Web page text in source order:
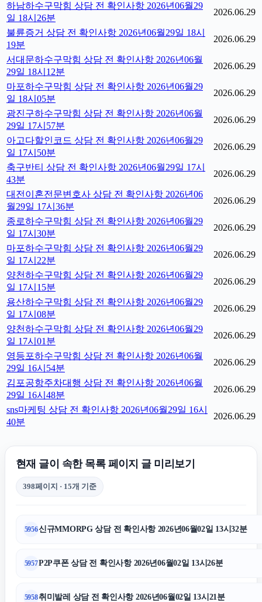
하남하수구막힘 상담 전 확인사항 2026년06월29
일 18시26분
2026.06.29
불륜증거 상담 전 확인사항 2026년06월29일 18시
19분
2026.06.29
서대문하수구막힘 상담 전 확인사항 2026년06월
29일 18시12분
2026.06.29
마포하수구막힘 상담 전 확인사항 2026년06월29
일 18시05분
2026.06.29
광진구하수구막힘 상담 전 확인사항 2026년06월
29일 17시57분
2026.06.29
아고다할인코드 상담 전 확인사항 2026년06월29
일 17시50분
2026.06.29
축구반티 상담 전 확인사항 2026년06월29일 17시
43분
2026.06.29
대전이혼전문변호사 상담 전 확인사항 2026년06
월29일 17시36분
2026.06.29
종로하수구막힘 상담 전 확인사항 2026년06월29
일 17시30분
2026.06.29
마포하수구막힘 상담 전 확인사항 2026년06월29
일 17시22분
2026.06.29
양천하수구막힘 상담 전 확인사항 2026년06월29
일 17시15분
2026.06.29
용산하수구막힘 상담 전 확인사항 2026년06월29
일 17시08분
2026.06.29
양천하수구막힘 상담 전 확인사항 2026년06월29
일 17시01분
2026.06.29
영등포하수구막힘 상담 전 확인사항 2026년06월
29일 16시54분
2026.06.29
김포공항주차대행 상담 전 확인사항 2026년06월
29일 16시48분
2026.06.29
sns마케팅 상담 전 확인사항 2026년06월29일 16시
40분
2026.06.29
현재 글이 속한 목록 페이지 글 미리보기
398페이지 · 15개 기준
5956신규MMORPG 상담 전 확인사항 2026년06월02일 13시32분
5957P2P쿠폰 상담 전 확인사항 2026년06월02일 13시26분
5958취미발레 상담 전 확인사항 2026년06월02일 13시21분